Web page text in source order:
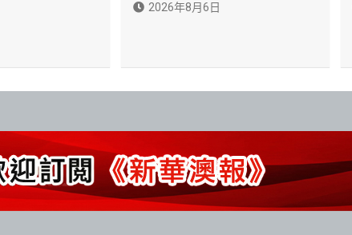
2026年8月6日